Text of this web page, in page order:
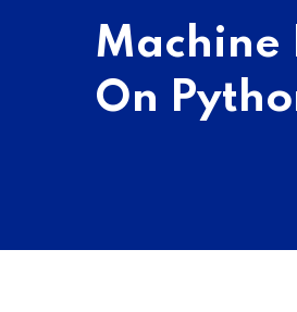
Machine
On